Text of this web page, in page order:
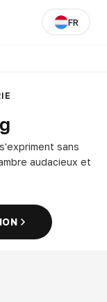
FR
sans
audacieux et